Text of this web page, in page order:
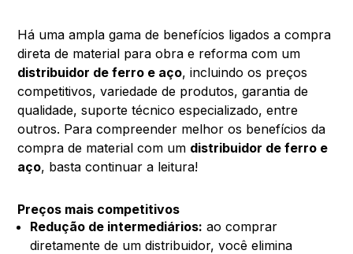
Há uma ampla gama de benefícios ligados a compra
direta de material para obra e reforma com um
distribuidor de ferro e aço, incluindo os preços
competitivos, variedade de produtos, garantia de
qualidade, suporte técnico especializado, entre
outros. Para compreender melhor os benefícios da
compra de material com um distribuidor de ferro e
aço, basta continuar a leitura!
Preços mais competitivos
Redução de intermediários: ao comprar
diretamente de um distribuidor, você elimina